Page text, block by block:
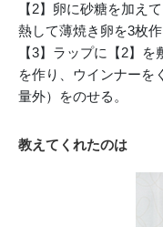
【2】卵に砂糖を加え
熱して薄焼き卵を3枚作
【3】ラップに【2】
を作り、ウインナーを
量外）をのせる。
教えてくれたのは